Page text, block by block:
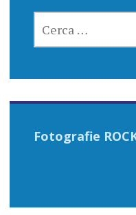
PER:
Fotografie